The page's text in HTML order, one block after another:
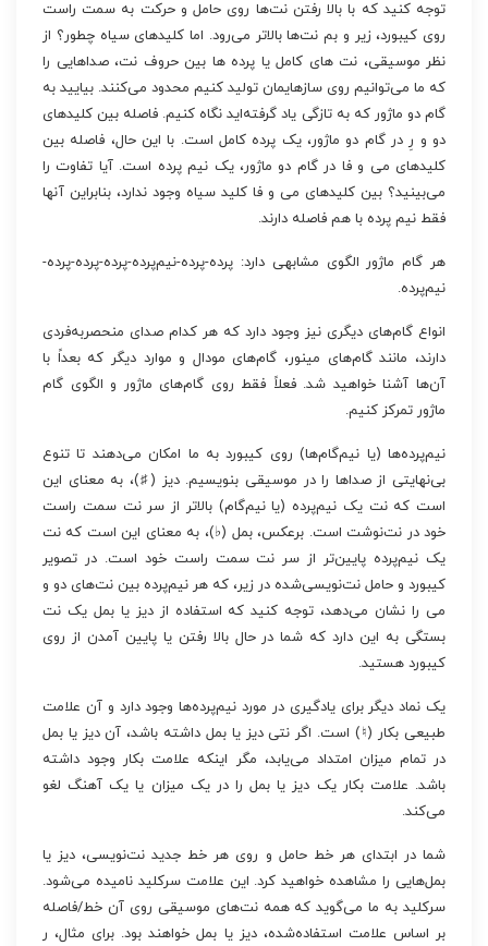
توجه کنید که با بالا رفتن نت‌ها روی حامل و حرکت به سمت راست
روی کیبورد، زیر و بم نت‌ها بالاتر می‌رود. اما کلیدهای سیاه چطور؟ از
نظر موسیقی، نت های کامل یا پرده ها بین حروف نت، صداهایی را
که ما می‌توانیم روی سازهایمان تولید کنیم محدود می‌کنند. بیایید به
گام دو ماژور که به تازگی یاد گرفته‌اید نگاه کنیم. فاصله بین کلیدهای
دو و رِ در گام دو ماژور، یک پرده کامل است. با این حال، فاصله بین
کلیدهای می و فا در گام دو ماژور، یک نیم پرده است. آیا تفاوت را
می‌بینید؟ بین کلیدهای می و فا کلید سیاه وجود ندارد، بنابراین آنها
فقط نیم پرده با هم فاصله دارند.
هر گام ماژور الگوی مشابهی دارد: پرده-پرده-نیم‌پرده-پرده-پرده-پرده-
نیم‌پرده.
انواع گام‌های دیگری نیز وجود دارد که هر کدام صدای منحصربه‌فردی
دارند، مانند گام‌های مینور، گام‌های مودال و موارد دیگر که بعداً با
آن‌ها آشنا خواهید شد. فعلاً فقط روی گام‌های ماژور و الگوی گام
ماژور تمرکز کنیم.
نیم‌پرده‌ها (یا نیم‌گام‌ها) روی کیبورد به ما امکان می‌دهند تا تنوع
بی‌نهایتی از صداها را در موسیقی بنویسیم. دیز (♯)، به معنای این
است که نت یک نیم‌پرده (یا نیم‌گام) بالاتر از سر نت سمت راست
خود در نت‌نوشت است. برعکس، بمل (♭)، به معنای این است که نت
یک نیم‌پرده پایین‌تر از سر نت سمت راست خود است. در تصویر
کیبورد و حامل نت‌نویسی‌شده در زیر، که هر نیم‌پرده بین نت‌های دو و
می را نشان می‌دهد، توجه کنید که استفاده از دیز یا بمل یک نت
بستگی به این دارد که شما در حال بالا رفتن یا پایین آمدن از روی
کیبورد هستید.
یک نماد دیگر برای یادگیری در مورد نیم‌پرده‌ها وجود دارد و آن علامت
طبیعی بکار (♮) است. اگر نتی دیز یا بمل داشته باشد، آن دیز یا بمل
در تمام میزان امتداد می‌یابد، مگر اینکه علامت بکار وجود داشته
باشد. علامت بکار یک دیز یا بمل را در یک میزان یا یک آهنگ لغو
می‌کند.
شما در ابتدای هر خط حامل و روی هر خط جدید نت‌نویسی، دیز یا
بمل‌هایی را مشاهده خواهید کرد. این علامت سرکلید نامیده می‌شود.
سرکلید به ما می‌گوید که همه نت‌های موسیقی روی آن خط/فاصله
بر اساس علامت استفاده‌شده، دیز یا بمل خواهند بود. برای مثال، ر